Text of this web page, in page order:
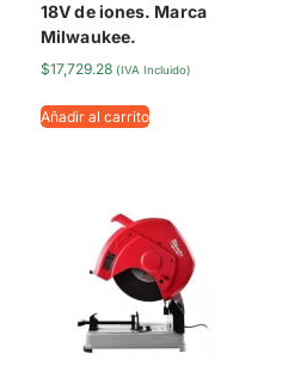
18V de iones. Marca
Milwaukee.
$17,729.28 (IVA Incluido)
Añadir al carrito